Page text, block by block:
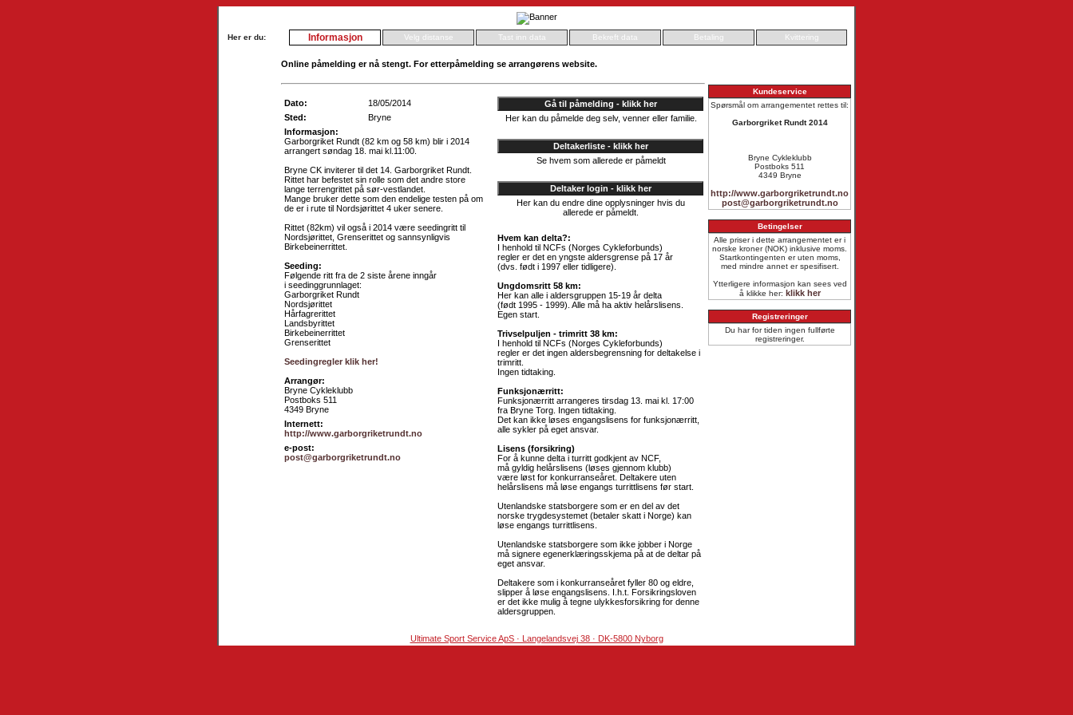
Her er du: Informasjon Velg distanse Tast inn data Bekreft data Betaling Kvittering
Online påmelding er nå stengt. For etterpåmelding se arrangørens website.
Dato:
18/05/2014
Sted:
Bryne
Informasjon:
Garborgriket Rundt (82 km og 58 km) blir i 2014
arrangert søndag 18. mai kl.11:00.
Bryne CK inviterer til det 14. Garborgriket Rundt.
Rittet har befestet sin rolle som det andre store
lange terrengrittet på sør-vestlandet.
Mange bruker dette som den endelige testen på om
de er i rute til Nordsjørittet 4 uker senere.
Rittet (82km) vil også i 2014 være seedingritt til
Nordsjørittet, Grenserittet og sannsynligvis
Birkebeinerrittet.
Seeding:
Følgende ritt fra de 2 siste årene inngår
i seedinggrunnlaget:
Garborgriket Rundt
Nordsjørittet
Hårfagrerittet
Landsbyrittet
Birkebeinerrittet
Grenserittet
Seedingregler klik her!
Arrangør:
Bryne Cykleklubb
Postboks 511
4349 Bryne
Internett:
http://www.garborgriketrundt.no
e-post:
post@garborgriketrundt.no
Gå til påmelding - klikk her
Her kan du påmelde deg selv, venner eller familie.
Deltakerliste - klikk her
Se hvem som allerede er påmeldt
Deltaker login - klikk her
Her kan du endre dine opplysninger hvis du
allerede er påmeldt.
Hvem kan delta?:
I henhold til NCFs (Norges Cykleforbunds)
regler er det en yngste aldersgrense på 17 år
(dvs. født i 1997 eller tidligere).
Ungdomsritt 58 km:
Her kan alle i aldersgruppen 15-19 år delta
(født 1995 - 1999). Alle må ha aktiv helårslisens.
Egen start.
Trivselpuljen - trimritt 38 km:
I henhold til NCFs (Norges Cykleforbunds)
regler er det ingen aldersbegrensning for deltakelse i
trimritt.
Ingen tidtaking.
Funksjonærritt:
Funksjonærritt arrangeres tirsdag 13. mai kl. 17:00
fra Bryne Torg. Ingen tidtaking.
Det kan ikke løses engangslisens for funksjonærritt,
alle sykler på eget ansvar.
Lisens (forsikring)
For å kunne delta i turritt godkjent av NCF,
må gyldig helårslisens (løses gjennom klubb)
være løst for konkurranseåret. Deltakere uten
helårslisens må løse engangs turrittlisens før start.
Utenlandske statsborgere som er en del av det
norske trygdesystemet (betaler skatt i Norge) kan
løse engangs turrittlisens.
Utenlandske statsborgere som ikke jobber i Norge
må signere egenerklæringsskjema på at de deltar på
eget ansvar.
Deltakere som i konkurranseåret fyller 80 og eldre,
slipper å løse engangslisens. I.h.t. Forsikringsloven
er det ikke mulig å tegne ulykkesforsikring for denne
aldersgruppen.
Kundeservice
Spørsmål om arrangementet rettes til:
Garborgriket Rundt 2014
Bryne Cykleklubb
Postboks 511
4349 Bryne
http://www.garborgriketrundt.no
post@garborgriketrundt.no
Betingelser
Alle priser i dette arrangementet er i
norske kroner (NOK) inklusive moms.
Startkontingenten er uten moms,
med mindre annet er spesifisert.
Ytterligere informasjon kan sees ved
å klikke her: klikk her
Registreringer
Du har for tiden ingen fullførte
registreringer.
Ultimate Sport Service ApS · Langelandsvej 38 · DK-5800 Nyborg